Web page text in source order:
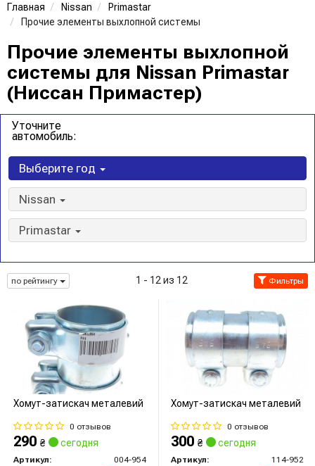
Главная Nissan
Primastar
Прочие элементы выхлопной системы
Прочие элементы выхлопной
системы для Nissan Primastar
(Ниссан Примастер)
Уточните
автомобиль:
Выберите год
Nissan
Primastar
по рейтингу 1 - 12 из 12 Фильтры
Хомут-затискач металевий
0 отзывов
290 ₴ сегодня
Артикул:
004-954
Хомут-затискач металевий
0 отзывов
300 ₴ сегодня
Артикул:
114-952